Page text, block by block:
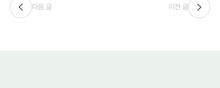
다음 글 이전 글